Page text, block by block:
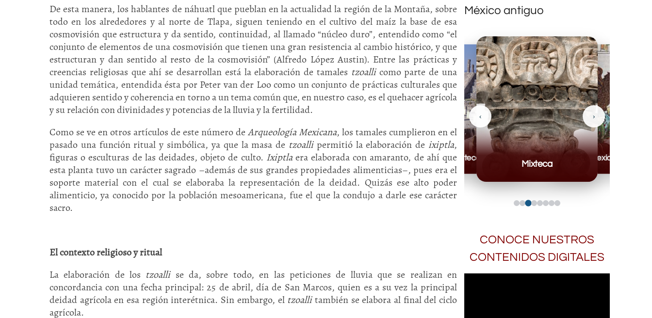
De esta manera, los hablantes de náhuatl que pueblan en la actualidad la región de la Montaña, sobre
todo en los alrededores y al norte de Tlapa, siguen teniendo en el cultivo del maíz la base de esa
cosmovisión que estructura y da sentido, continuidad, al llamado “núcleo duro”, entendido como “el
conjunto de elementos de una cosmovisión que tienen una gran resistencia al cambio histórico, y que
estructuran y dan sentido al resto de la cosmovisión” (Alfredo López Austin). Entre las prácticas y
creencias religiosas que ahí se desarrollan está la elaboración de tamales tzoallicomo parte de una
unidad temática, entendida ésta por Peter van der Loo como un conjunto de prácticas culturales que
adquieren sentido y coherencia en torno a un tema común que, en nuestro caso, es el quehacer agrícola
y su relación con divinidades y potencias de la lluvia y la fertilidad.
Como se ve en otros artículos de este número de Arqueología Mexicana, los tamales cumplieron en el
pasado una función ritual y simbólica, ya que la masa de tzoalli permitió la elaboración de ixiptla,
figuras o esculturas de las deidades, objeto de culto. Ixiptlaera elaborada con amaranto, de ahí que
esta planta tuvo un carácter sagrado –además de sus grandes propiedades alimenticias–, pues era el
soporte material con el cual se elaboraba la representación de la deidad. Quizás ese alto poder
alimenticio, ya conocido por la población mesoamericana, fue el que la condujo a darle ese carácter
sacro.
El contexto religioso y ritual
La elaboración de los tzoalli se da, sobre todo, en las peticiones de lluvia que se realizan en
concordancia con una fecha principal: 25 de abril, día de San Marcos, quien es a su vez la principal
deidad agrícola en esa región interétnica. Sin embargo, el tzoallitambién se elabora al final del ciclo
agrícola.
México antiguo
Toltecas
Mixteca
Mexicas
Olmecas
‹ ›
CONOCE NUESTROS
CONTENIDOS DIGITALES